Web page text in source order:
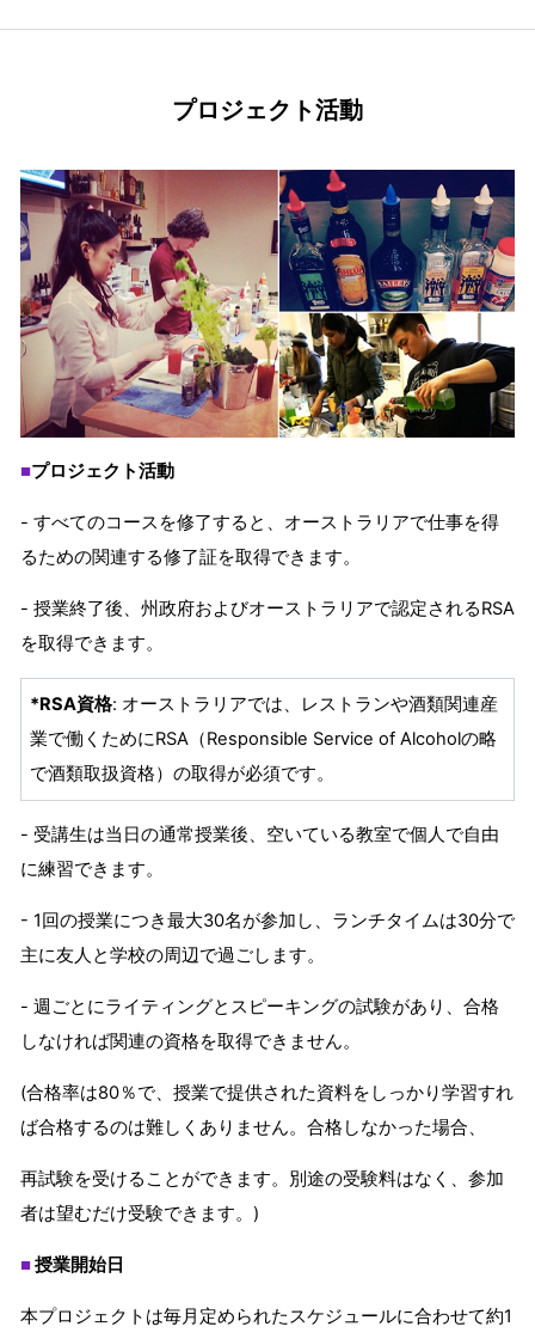
プロジェクト活動
■プロジェクト活動
- すべてのコースを修了すると、オーストラリアで仕事を得
るための関連する修了証を取得できます。
- 授業終了後、州政府およびオーストラリアで認定されるRSA
を取得できます。
*RSA資格: オーストラリアでは、レストランや酒類関連産
業で働くためにRSA（Responsible Service of Alcoholの略
で酒類取扱資格）の取得が必須です。
- 受講生は当日の通常授業後、空いている教室で個人で自由
に練習できます。
- 1回の授業につき最大30名が参加し、ランチタイムは30分で
主に友人と学校の周辺で過ごします。
- 週ごとにライティングとスピーキングの試験があり、合格
しなければ関連の資格を取得できません。
(合格率は80％で、授業で提供された資料をしっかり学習すれ
ば合格するのは難しくありません。合格しなかった場合、
再試験を受けることができます。別途の受験料はなく、参加
者は望むだけ受験できます。)
■授業開始日
本プロジェクトは毎月定められたスケジュールに合わせて約1